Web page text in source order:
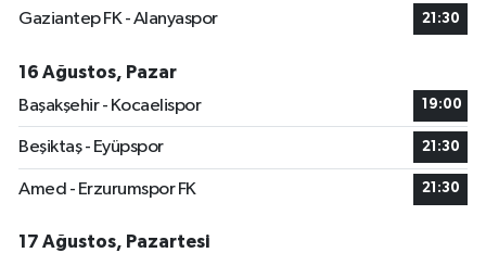
Gaziantep FK - Alanyaspor 21:30
16 Ağustos, Pazar
Başakşehir - Kocaelispor
19:00
Beşiktaş - Eyüpspor 21:30
Amed - Erzurumspor FK 21:30
17 Ağustos, Pazartesi